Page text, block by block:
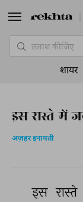
इस रास्ते में
अज़हर इनायती
इस रास्ते
शायर